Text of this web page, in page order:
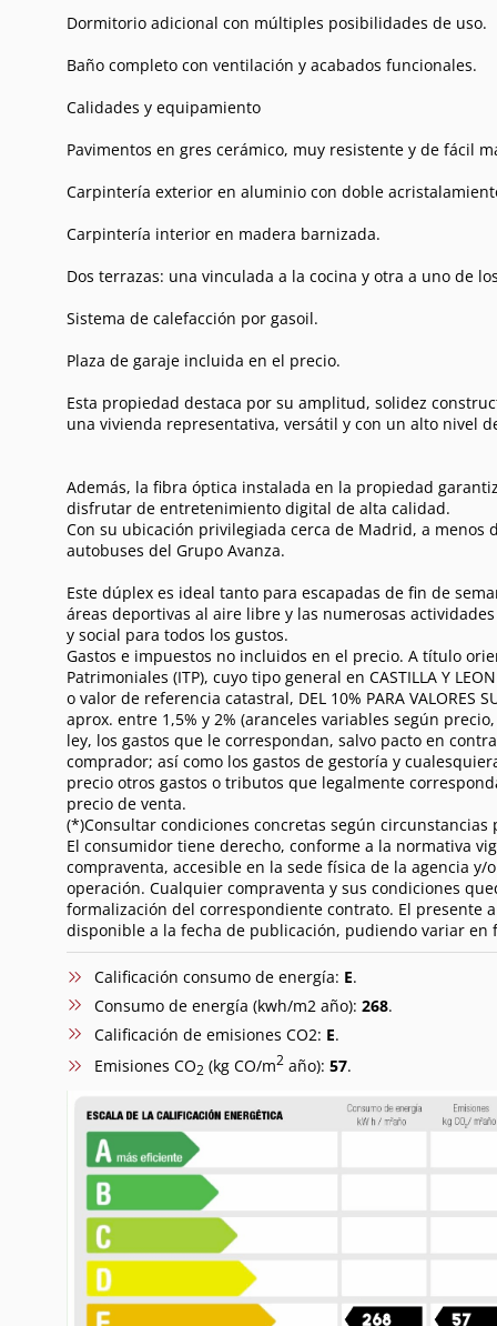
Dormitorio adicional con múltiples posibilidades de uso.
Baño completo con ventilación y acabados funcionales.
Calidades y equipamiento
Pavimentos en gres cerámico, muy resistente y de fácil
Carpintería exterior en aluminio con doble
Carpintería interior en madera barnizada.
Dos terrazas: una vinculada a la cocina y otra a uno de
Sistema de calefacción por gasoil.
Plaza de garaje incluida en el precio.
Esta propiedad destaca por su amplitud, solidez
una vivienda representativa, versátil y con un alto nivel
Además, la fibra óptica instalada en la propiedad
disfrutar de entretenimiento digital de alta calidad.
Con su ubicación privilegiada cerca de Madrid, a menos
autobuses del Grupo Avanza.
Este dúplex es ideal tanto para escapadas de fin de
áreas deportivas al aire libre y las numerosas
y social para todos los gustos.
Gastos e impuestos no incluidos en el precio. A título
Patrimoniales (ITP), cuyo tipo general en CASTILLA Y
o valor de referencia catastral, DEL 10% PARA VALORES
aprox. entre 1,5% y 2% (aranceles variables según
ley, los gastos que le correspondan, salvo pacto en
comprador; así como los gastos de gestoría y
precio otros gastos o tributos que legalmente
precio de venta.
(*)Consultar condiciones concretas según
El consumidor tiene derecho, conforme a la normativa
compraventa, accesible en la sede física de la agencia
operación. Cualquier compraventa y sus condiciones
formalización del correspondiente contrato. El presente
disponible a la fecha de publicación, pudiendo variar en
Calificación consumo de energía: E.
Consumo de energía (kwh/m2 año): 268.
Calificación de emisiones CO2: E.
Emisiones CO2 (kg CO/m2año): 57.